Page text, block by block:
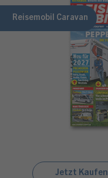
Reisemobil Caravan
Jetzt Kaufen